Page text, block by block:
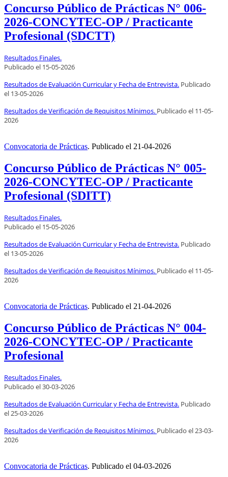
Concurso Público de Prácticas N° 006-
2026-CONCYTEC-OP / Practicante
Profesional (SDCTT)
Resultados Finales.
Publicado el 15-05-2026
Resultados de Evaluación Curricular y Fecha de Entrevista. Publicado
el 13-05-2026
Resultados de Verificación de Requisitos Mínimos. Publicado el 11-05-
2026
Convocatoria de Prácticas. Publicado el 21-04-2026
Concurso Público de Prácticas N° 005-
2026-CONCYTEC-OP / Practicante
Profesional (SDITT)
Resultados Finales.
Publicado el 15-05-2026
Resultados de Evaluación Curricular y Fecha de Entrevista. Publicado
el 13-05-2026
Resultados de Verificación de Requisitos Mínimos. Publicado el 11-05-
2026
Convocatoria de Prácticas. Publicado el 21-04-2026
Concurso Público de Prácticas N° 004-
2026-CONCYTEC-OP / Practicante
Profesional
Resultados Finales.
Publicado el30-03-2026
Resultados de Evaluación Curricular y Fecha de Entrevista. Publicado
el25-03-2026
Resultados de Verificación de Requisitos Mínimos. Publicado el23-03-
2026
Convocatoria de Prácticas. Publicado el 04-03-2026